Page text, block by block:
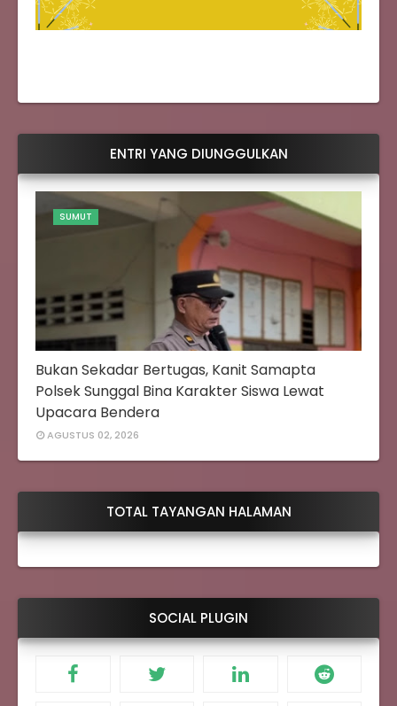
ENTRI YANG DIUNGGULKAN
SUMUT
Bukan Sekadar Bertugas, Kanit Samapta
Polsek Sunggal Bina Karakter Siswa Lewat
Upacara Bendera
AGUSTUS 02, 2026
TOTAL TAYANGAN HALAMAN
SOCIAL PLUGIN